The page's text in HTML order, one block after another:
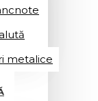
metalice